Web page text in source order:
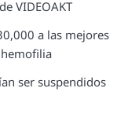
VIDEOAKT
a las mejores
ser suspendidos